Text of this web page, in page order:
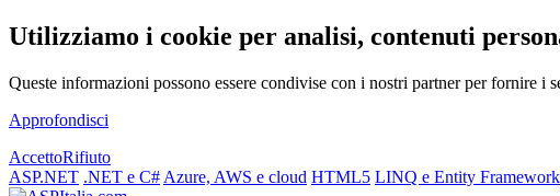
Utilizziamo i cookie per analisi, contenuti
Queste informazioni possono essere condivise con i nostri partner per fornire i
Approfondisci
AccettoRifiuto
ASP.NET .NET e C# Azure, AWS e cloud HTML5 LINQ e Entity Framework